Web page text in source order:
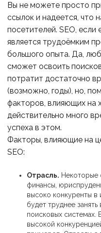
Вы не можете просто
ссылок и надеется, что
посетителей. SEO, если
является трудоёмким
большого опыта. Да,
сможет освоить
потратит достаточно
(возможно, годы), но,
факторов, влияющих на
действительно много
успеха в этом.
Факторы, влияющие на
SEO:
Отрасль. Некоторые
финансы,
высоко конкуренты в
будет труднее
поисковых системах.
высокой